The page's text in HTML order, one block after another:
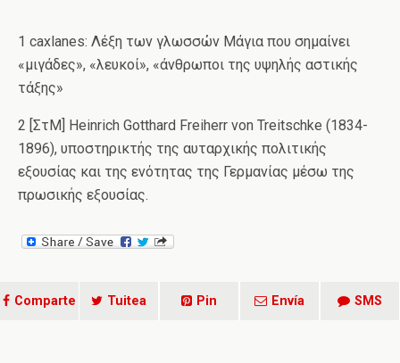
1 caxlanes: Λέξη των γλωσσών Μάγια που σημαίνει
«μιγάδες», «λευκοί», «άνθρωποι της υψηλής αστικής
τάξης»
2 [ΣτΜ] Heinrich Gotthard Freiherr von Treitschke (1834-
1896), υποστηρικτής της αυταρχικής πολιτικής
εξουσίας και της ενότητας της Γερμανίας μέσω της
πρωσικής εξουσίας.
Comparte Tuitea Pin Envía SMS